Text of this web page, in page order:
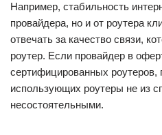
Например, стабильность
провайдера, но и от роутера
отвечать за качество связи,
роутер. Если провайдер в
сертифицированных роутеров,
использующих роутеры не из
несостоятельными.